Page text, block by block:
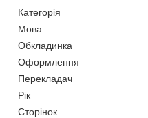
Категорія
Мова
Обкладинка
Оформлення
Перекладач
Рік
Сторінок